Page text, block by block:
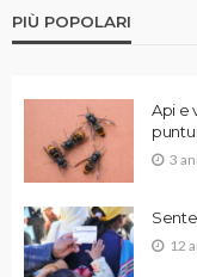
PIÙ POPOLARI
Api e
3
12